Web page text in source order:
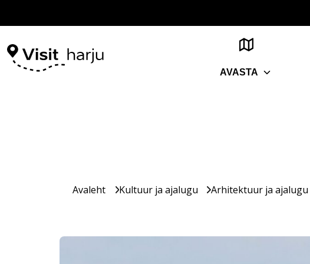
AVASTA
Avaleht Kultuur ja ajalugu Arhitektuur ja ajalugu